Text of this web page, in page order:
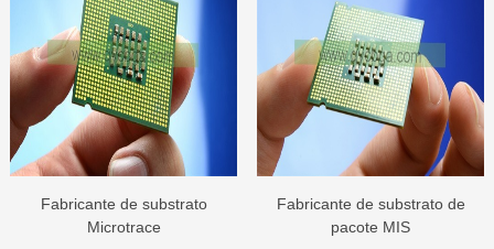
Fabricante de substrato
Microtrace
Fabricante de substrato de
pacote MIS